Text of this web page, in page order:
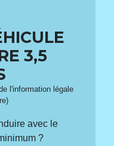
3,5
l'information légale
avec le
?